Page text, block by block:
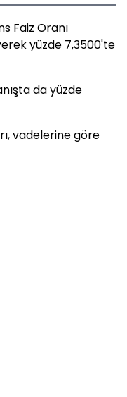
Faiz Oranı
yüzde 7,3500'te
da yüzde
vadelerine göre